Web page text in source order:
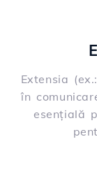
Extensia
în
esențială